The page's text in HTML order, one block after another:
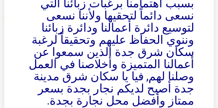
بسبب أهتمامنا برغبات زبائنا التي
نسعى دائماً لتحقيها ولأننا نسعى
لتوسيع دائرة أعمالنا ودائرة زبائنا
وننوي الحفاظ عليهم وتحقيقاً لرغبة
سكان شرق جدة الذين سمعوا عن
أعمالنا المتميزة وأخلاصنا في العمل
وصلنا لهم, فيا يا سكان شرق مدينة
جدة أصبح لديكم نجار بجدة بسعر
ممتاز وأفضل محل نجارة بجدة.